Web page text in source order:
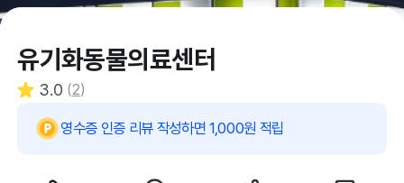
유기화동물의료센터
3.0 (2)
영수증 인증 리뷰 작성하면 1,000원 적립